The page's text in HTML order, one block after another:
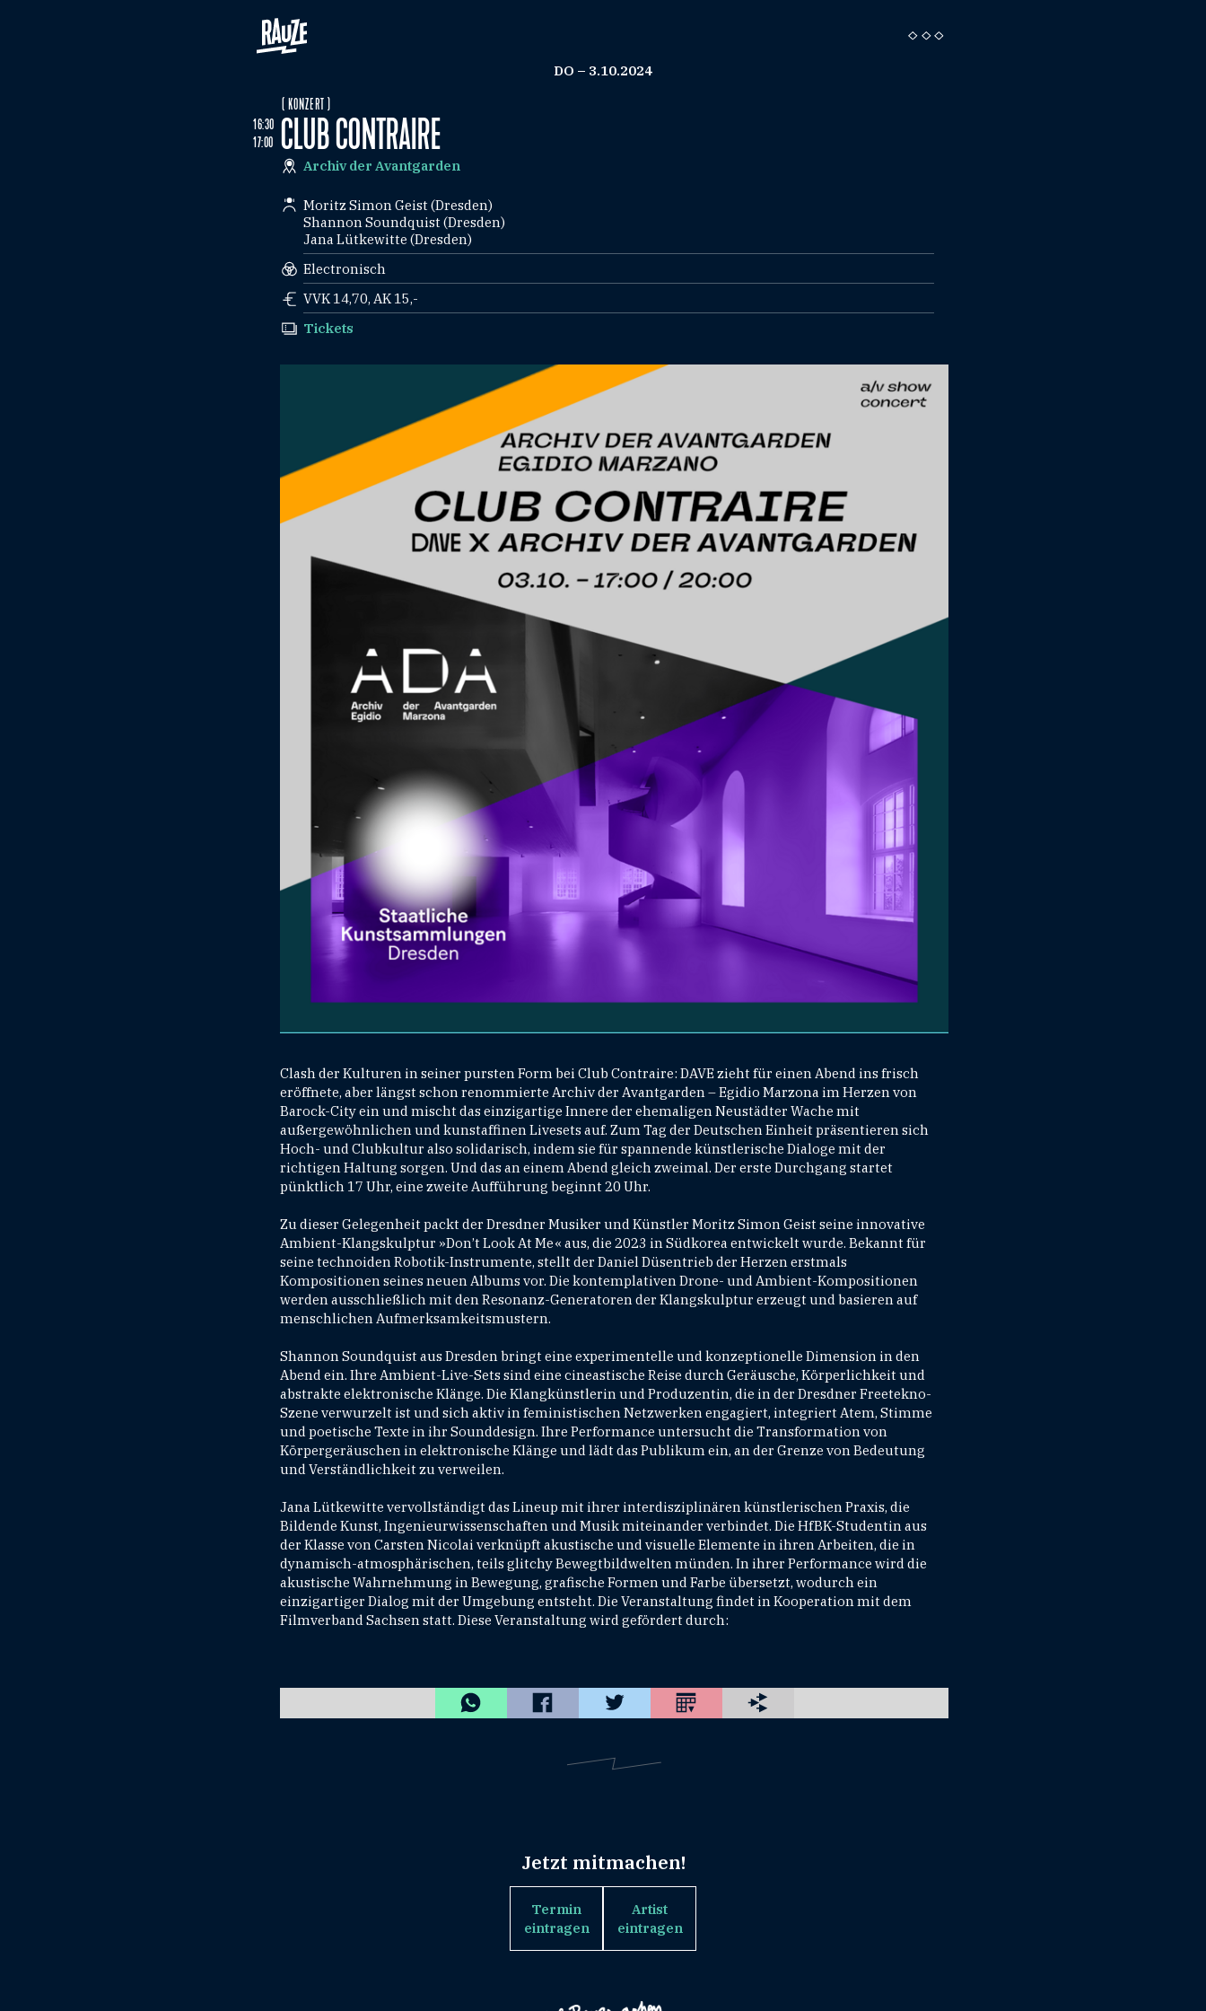
DO – 3.10.2024
16:30
17:00
( KONZERT )
CLUB CONTRAIRE
Archiv der Avantgarden
Moritz Simon Geist (Dresden)
Shannon Soundquist (Dresden)
Jana Lütkewitte (Dresden)
Electronisch
VVK 14,70, AK 15,-
Tickets
Clash der Kulturen in seiner pursten Form bei Club Contraire: DAVE zieht für einen Abend ins frisch
eröffnete, aber längst schon renommierte Archiv der Avantgarden – Egidio Marzona im Herzen von
Barock-City ein und mischt das einzigartige Innere der ehemaligen Neustädter Wache mit
außergewöhnlichen und kunstaffinen Livesets auf. Zum Tag der Deutschen Einheit präsentieren sich
Hoch- und Clubkultur also solidarisch, indem sie für spannende künstlerische Dialoge mit der
richtigen Haltung sorgen. Und das an einem Abend gleich zweimal. Der erste Durchgang startet
pünktlich 17 Uhr, eine zweite Aufführung beginnt 20 Uhr.
Zu dieser Gelegenheit packt der Dresdner Musiker und Künstler Moritz Simon Geist seine innovative
Ambient-Klangskulptur »Don’t Look At Me« aus, die 2023 in Südkorea entwickelt wurde. Bekannt für
seine technoiden Robotik-Instrumente, stellt der Daniel Düsentrieb der Herzen erstmals
Kompositionen seines neuen Albums vor. Die kontemplativen Drone- und Ambient-Kompositionen
werden ausschließlich mit den Resonanz-Generatoren der Klangskulptur erzeugt und basieren auf
menschlichen Aufmerksamkeitsmustern.
Shannon Soundquist aus Dresden bringt eine experimentelle und konzeptionelle Dimension in den
Abend ein. Ihre Ambient-Live-Sets sind eine cineastische Reise durch Geräusche, Körperlichkeit und
abstrakte elektronische Klänge. Die Klangkünstlerin und Produzentin, die in der Dresdner Freetekno-
Szene verwurzelt ist und sich aktiv in feministischen Netzwerken engagiert, integriert Atem, Stimme
und poetische Texte in ihr Sounddesign. Ihre Performance untersucht die Transformation von
Körpergeräuschen in elektronische Klänge und lädt das Publikum ein, an der Grenze von Bedeutung
und Verständlichkeit zu verweilen.
Jana Lütkewitte vervollständigt das Lineup mit ihrer interdisziplinären künstlerischen Praxis, die
Bildende Kunst, Ingenieurwissenschaften und Musik miteinander verbindet. Die HfBK-Studentin aus
der Klasse von Carsten Nicolai verknüpft akustische und visuelle Elemente in ihren Arbeiten, die in
dynamisch-atmosphärischen, teils glitchy Bewegtbildwelten münden. In ihrer Performance wird die
akustische Wahrnehmung in Bewegung, grafische Formen und Farbe übersetzt, wodurch ein
einzigartiger Dialog mit der Umgebung entsteht. Die Veranstaltung findet in Kooperation mit dem
Filmverband Sachsen statt. Diese Veranstaltung wird gefördert durch:
Jetzt mitmachen!
Termin
eintragen
Artist
eintragen